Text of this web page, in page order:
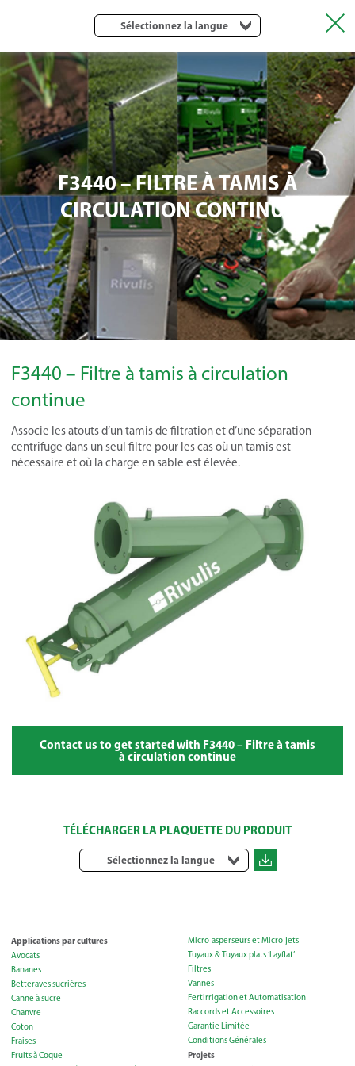
Sélectionnez la langue
F3440 – FILTRE À TAMIS À
CIRCULATION CONTINUE
F3440 – Filtre à tamis à circulation
continue
Associe les atouts d’un tamis de filtration et d’une séparation
centrifuge dans un seul filtre pour les cas où un tamis est
nécessaire et où la charge en sable est élevée.
Contact us to get started with F3440 – Filtre à tamis
à circulation continue
TÉLÉCHARGER LA PLAQUETTE DU PRODUIT
Sélectionnez la langue
Applications par cultures
Avocats
Bananes
Betteraves sucrières
Canne à sucre
Chanvre
Coton
Fraises
Fruits à Coque
Micro-asperseurs et Micro-jets
Tuyaux & Tuyaux plats ‘Layflat’
Filtres
Vannes
Fertirrigation et Automatisation
Raccords et Accessoires
Garantie Limitée
Conditions Générales
Projets